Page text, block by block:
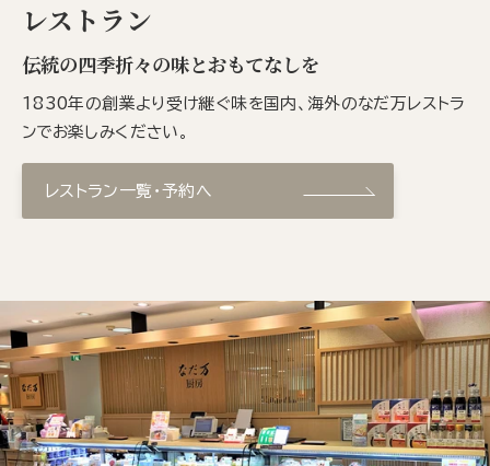
レストラン
伝統の四季折々の味とおもてなしを
1830年の創業より受け継ぐ味を国内、海外のなだ万レストラ
ンでお楽しみください。
レストラン一覧・予約へ